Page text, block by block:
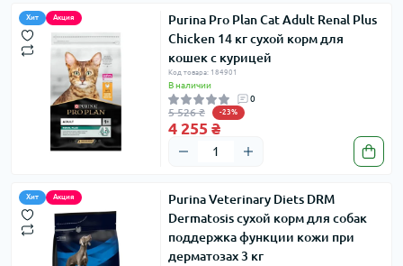
Хит Акция
Purina Pro Plan Cat Adult Renal Plus
Chicken 14 кг сухой корм для
кошек с курицей
Код товара: 184901
В наличии
0
5 526 ₴ -23%
4 255 ₴
Хит Акция
Purina Veterinary Diets DRM
Dermatosis сухой корм для собак
поддержка функции кожи при
дерматозах 3 кг